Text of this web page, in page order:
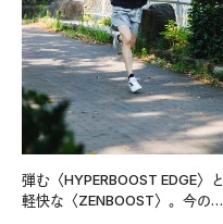
弾む〈HYPERBOOST EDGE〉と
軽快な〈ZENBOOST〉。今の時